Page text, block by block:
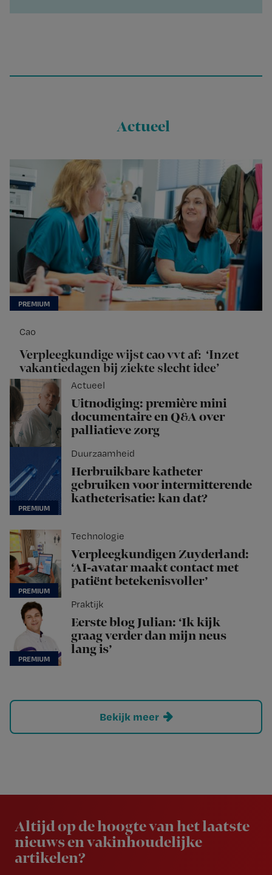
Actueel
Cao
Verpleegkundige wijst cao vvt af: ‘Inzet
vakantiedagen bij ziekte slecht idee’
Actueel
Uitnodiging: première mini
documentaire en Q&A over
palliatieve zorg
Duurzaamheid
Herbruikbare katheter
gebruiken voor intermitterende
katheterisatie: kan dat?
Technologie
Verpleegkundigen Zuyderland:
‘AI-avatar maakt contact met
patiënt betekenisvoller’
Praktijk
Eerste blog Julian: ‘Ik kijk
graag verder dan mijn neus
lang is’
Bekijk meer
Altijd op de hoogte van het laatste
nieuws en vakinhoudelijke
artikelen?